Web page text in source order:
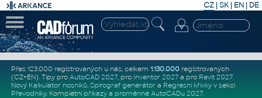
CZ | SK| EN | DE
Přes 123.000 registrovaných u nás, celkem 1.130.000registrovaných
(CZ+EN). Tipy pro AutoCAD 2027, pro Inventor 2027a pro Revit 2027.
Nový Kalkulátor nosníků, Spirograf generátor a Regresní křivkyv sekci
Převodníky. Kompletní příkazya proměnné AutoCADu 2027.